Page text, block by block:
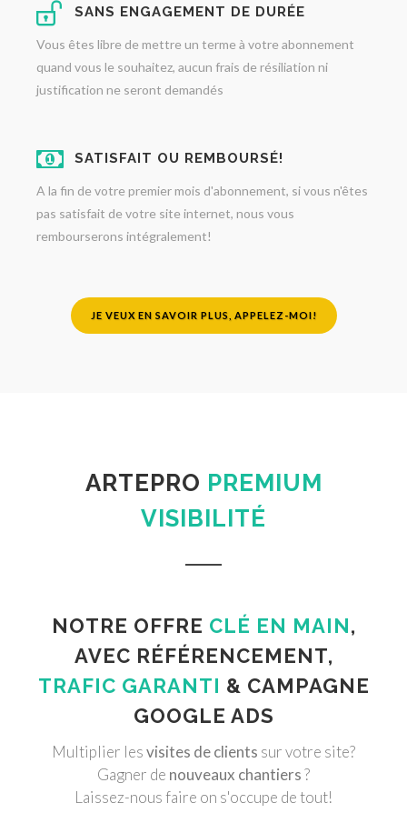
SANS ENGAGEMENT DE DURÉE
Vous êtes libre de mettre un terme à votre abonnement
quand vous le souhaitez, aucun frais de résiliation ni
justification ne seront demandés
SATISFAIT OU REMBOURSÉ!
A la fin de votre premier mois d'abonnement, si vous n'êtes
pas satisfait de votre site internet, nous vous
rembourserons intégralement!
JE VEUX EN SAVOIR PLUS, APPELEZ-MOI!
ARTEPRO PREMIUM
VISIBILITÉ
NOTRE OFFRE CLÉ EN MAIN,
AVEC RÉFÉRENCEMENT,
TRAFIC GARANTI & CAMPAGNE
GOOGLE ADS
Multiplier lesvisites de clients sur votre site?
Gagner de nouveaux chantiers?
Laissez-nous faire on s'occupe de tout!